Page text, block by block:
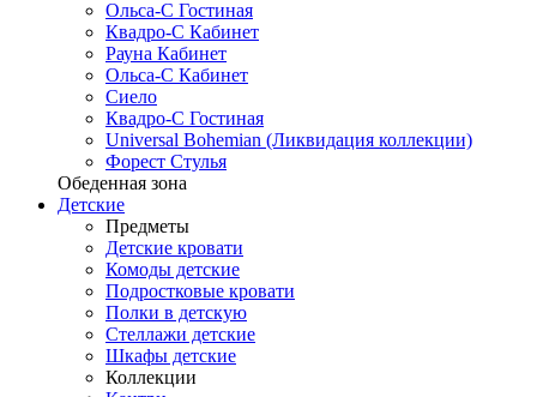
Ольса-С Гостиная
Квадро-С Кабинет
Рауна Кабинет
Ольса-С Кабинет
Сиело
Квадро-С Гостиная
Universal Bohemian (Ликвидация коллекции)
Форест Стулья
Обеденная зона
Детские
Предметы
Детские кровати
Комоды детские
Подростковые кровати
Полки в детскую
Стеллажи детские
Шкафы детские
Коллекции